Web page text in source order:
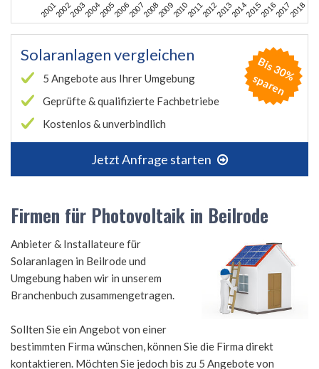
200120022003200420052006200720082009201020112012201320142015201620172018
Solaranlagen vergleichen
5 Angebote aus Ihrer Umgebung
Geprüfte & qualifizierte Fachbetriebe
Kostenlos & unverbindlich
Jetzt Anfrage starten
B
is
3
0
%
s
p
a
r
e
n
Firmen für Photovoltaik in Beilrode
Anbieter & Installateure für
Solaranlagen in Beilrode und
Umgebung haben wir in unserem
Branchenbuch zusammengetragen.
Sollten Sie ein Angebot von einer
bestimmten Firma wünschen, können Sie die Firma direkt
kontaktieren. Möchten Sie jedoch bis zu 5 Angebote von